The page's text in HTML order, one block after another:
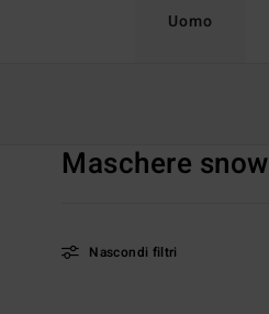
Uomo
Maschere snow
Nascondi filtri